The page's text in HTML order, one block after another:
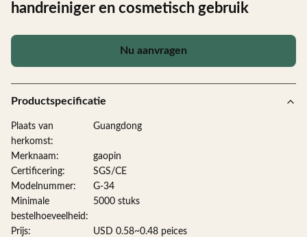
handreiniger en cosmetisch gebruik
Nu aanvragen
Productspecificatie
Plaats van
herkomst:
Guangdong
Merknaam:
gaopin
Certificering:
SGS/CE
Modelnummer:
G-34
Minimale
bestelhoeveelheid:
5000 stuks
Prijs:
USD 0.58~0.48 peices